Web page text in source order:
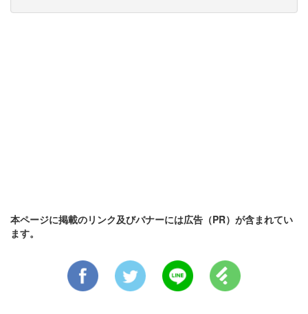
本ページに掲載のリンク及びバナーには広告（PR）が含まれてい
ます。